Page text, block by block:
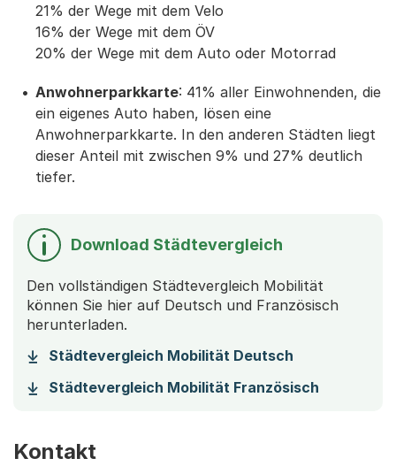
21% der Wege mit dem Velo
16% der Wege mit dem ÖV
20% der Wege mit dem Auto oder Motorrad
Anwohnerparkkarte: 41% aller Einwohnenden, die
ein eigenes Auto haben, lösen eine
Anwohnerparkkarte. In den anderen Städten liegt
dieser Anteil mit zwischen 9% und 27% deutlich
tiefer.
Download Städtevergleich
Den vollständigen Städtevergleich Mobilität
können Sie hier auf Deutsch und Französisch
herunterladen.
Städtevergleich Mobilität Deutsch
Städtevergleich Mobilität Französisch
Kontakt